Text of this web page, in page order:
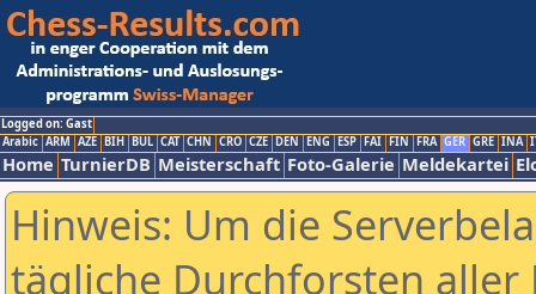
Logged on: Gast
Arabic ARM AZE BIH BUL CAT CHN CRO CZE DEN ENG ESP FAI FIN FRA GER GRE INA
Home TurnierDB Meisterschaft Foto-Galerie Meldekartei
Hinweis: Um die
tägliche Durchforsten aller